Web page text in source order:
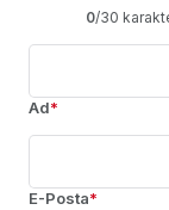
0/30
Ad*
E-Posta*